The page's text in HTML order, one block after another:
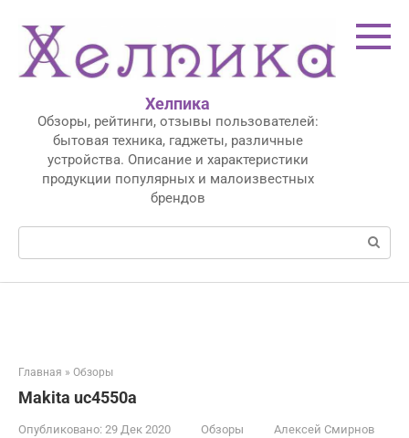
контенту
Хелпика
Обзоры, рейтинги, отзывы пользователей:
бытовая техника, гаджеты, различные
устройства. Описание и характеристики
продукции популярных и малоизвестных
брендов
Поиск:
Главная » Обзоры
Makita uc4550a
Опубликовано: 29 Дек 2020 Обзоры Алексей Смирнов